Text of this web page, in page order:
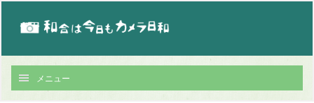
メニュー